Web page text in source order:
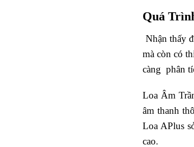
Quá
Nhận thấy
mà còn có
càng phân
Loa Âm
âm thanh
Loa APlus
cao.